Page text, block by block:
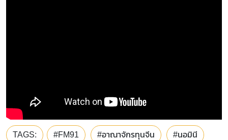
TAGS: #FM91 #อาณาจักรทุนจีน #นอมินี